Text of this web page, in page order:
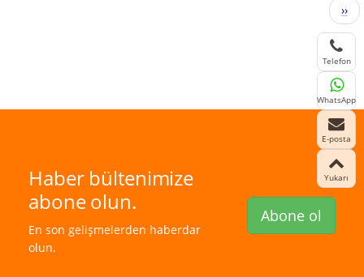
››
Haber bültenimize
abone olun.
En son gelişmelerden haberdar
olun.
Abone ol
Telefon
WhatsApp
E-posta
Yukarı